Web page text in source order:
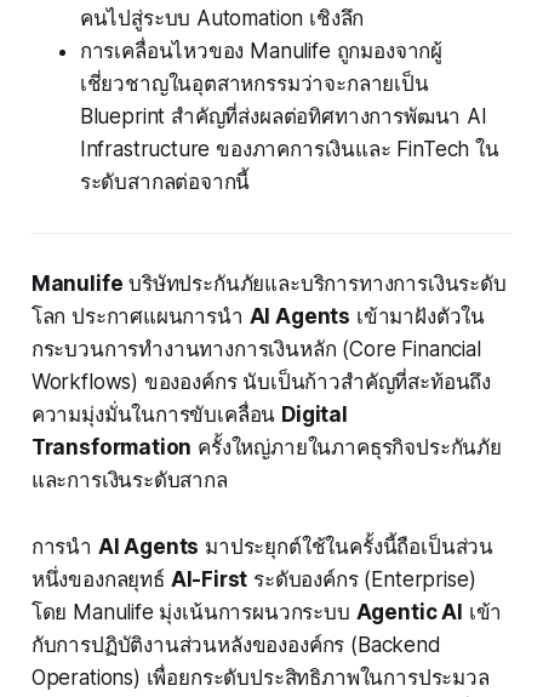
คนไปสู่ระบบ Automation เชิงลึก
การเคลื่อนไหวของ Manulife ถูกมองจากผู้
เชี่ยวชาญในอุตสาหกรรมว่าจะกลายเป็น
Blueprint สำคัญที่ส่งผลต่อทิศทางการพัฒนา AI
Infrastructure ของภาคการเงินและ FinTech ใน
ระดับสากลต่อจากนี้
Manulife บริษัทประกันภัยและบริการทางการเงินระดับ
โลก ประกาศแผนการนำ AI Agents เข้ามาฝังตัวใน
กระบวนการทำงานทางการเงินหลัก (Core Financial
Workflows) ขององค์กร นับเป็นก้าวสำคัญที่สะท้อนถึง
ความมุ่งมั่นในการขับเคลื่อน Digital
Transformation ครั้งใหญ่ภายในภาคธุรกิจประกันภัย
และการเงินระดับสากล
การนำ AI Agents มาประยุกต์ใช้ในครั้งนี้ถือเป็นส่วน
หนึ่งของกลยุทธ์ AI-First ระดับองค์กร (Enterprise)
โดย Manulife มุ่งเน้นการผนวกระบบ Agentic AI เข้า
กับการปฏิบัติงานส่วนหลังขององค์กร (Backend
Operations) เพื่อยกระดับประสิทธิภาพในการประมวล